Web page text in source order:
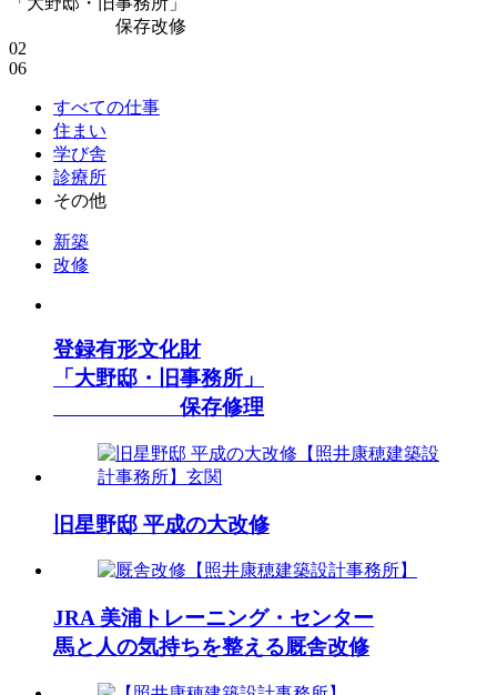
保存改修
02
06
すべての仕事
住まい
学び舎
診療所
その他
新築
改修
登録有形文化財
「大野邸・旧事務所」
保存修理
旧星野邸 平成の大改修
JRA 美浦トレーニング・センター
馬と人の気持ちを整える厩舎改修